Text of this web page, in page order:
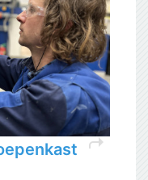
shortcut